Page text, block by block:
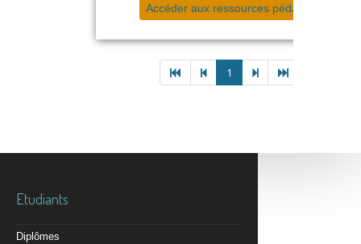
Accéder aux ressources pédagogiques
1
Etudiants
Diplômes